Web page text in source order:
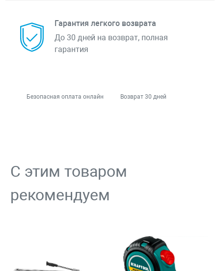
Гарантия легкого возврата
До 30 дней на возврат, полная
гарантия
Безопасная оплата онлайн Возврат 30 дней
С этим товаром
рекомендуем